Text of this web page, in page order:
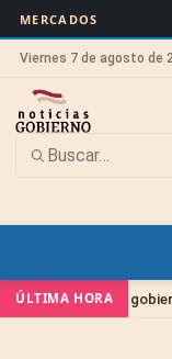
MERCADOS
Viernes 7 de agosto de
ÚLTIMA HORA
gratis del gobierno: